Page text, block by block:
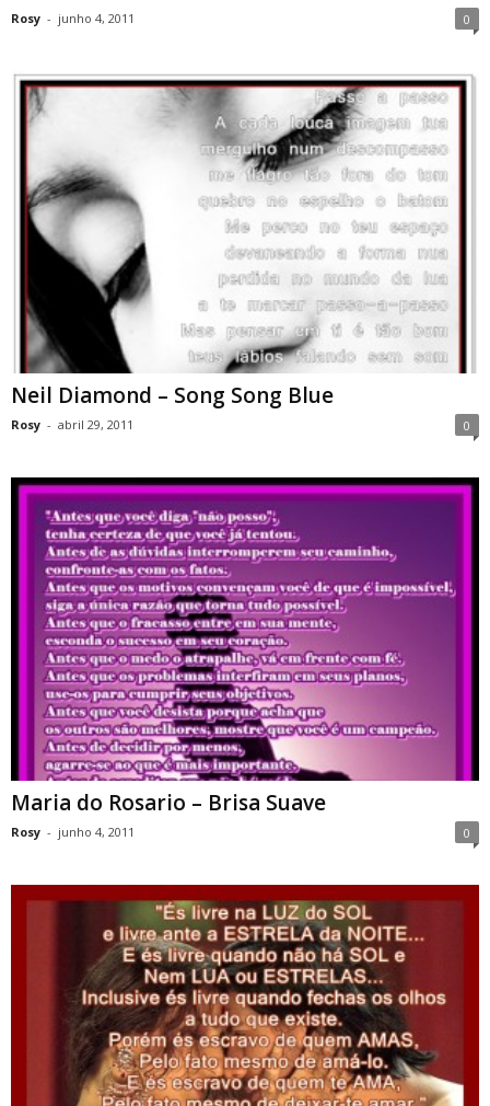
Rosy - junho 4, 2011 0
Neil Diamond – Song Song Blue
Rosy - abril 29, 2011 0
Maria do Rosario – Brisa Suave
Rosy - junho 4, 2011 0